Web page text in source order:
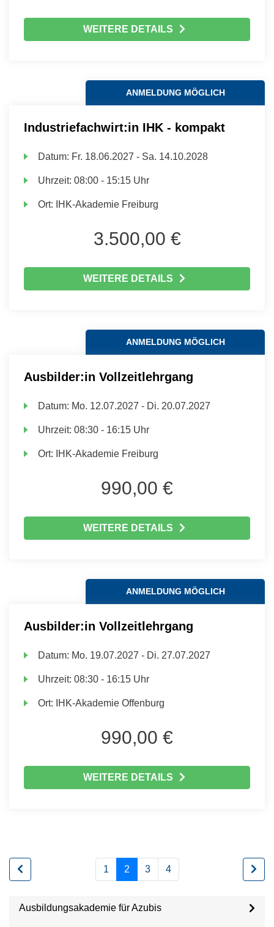
WEITERE DETAILS
ANMELDUNG MÖGLICH
Industriefachwirt:in IHK - kompakt
Datum: Fr. 18.06.2027 - Sa. 14.10.2028
Uhrzeit:08:00 - 15:15 Uhr
Ort: IHK-Akademie Freiburg
3.500,00 €
WEITERE DETAILS
ANMELDUNG MÖGLICH
Ausbilder:in Vollzeitlehrgang
Datum: Mo. 12.07.2027 - Di. 20.07.2027
Uhrzeit:08:30 - 16:15 Uhr
Ort: IHK-Akademie Freiburg
990,00 €
WEITERE DETAILS
ANMELDUNG MÖGLICH
Ausbilder:in Vollzeitlehrgang
Datum: Mo. 19.07.2027 - Di. 27.07.2027
Uhrzeit:08:30 - 16:15 Uhr
Ort: IHK-Akademie Offenburg
990,00 €
WEITERE DETAILS
1 2 3 4
Ausbildungsakademie für Azubis